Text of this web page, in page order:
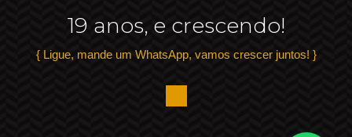
19 anos, e crescendo!
{ Ligue, mande um WhatsApp, vamos crescer juntos! }